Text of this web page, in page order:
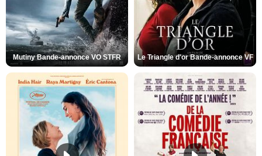
Mutiny Bande-annonce VO STFR Le Triangle d'or Bande-annonce VF